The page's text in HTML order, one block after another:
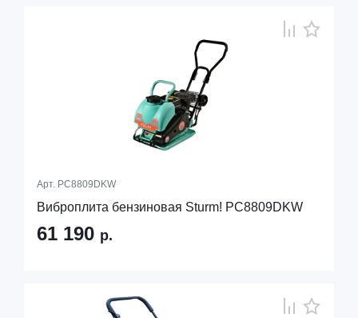
Арт. PC8809DKW
Виброплита бензиновая Sturm! PC8809DKW
61 190 р.